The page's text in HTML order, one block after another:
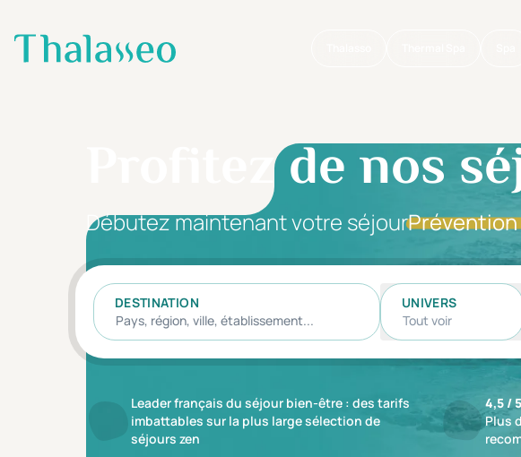
Aller au contenu principal
Profitez de nos
Débutez maintenant votre séjour
DESTINATION
UNIVERS
Tout voir
Leader français du séjour bien-être : des tarifs
imbattables sur la plus large sélection de
séjours zen
4,5 / 5
Plus